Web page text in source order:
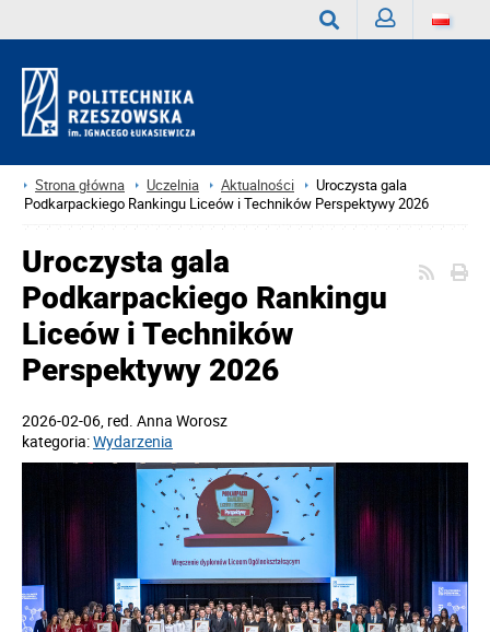
Strona główna Uczelnia Aktualności
Uroczysta gala
Podkarpackiego Rankingu Liceów i Techników Perspektywy 2026
Uroczysta gala
Podkarpackiego Rankingu
Liceów i Techników
Perspektywy 2026
2026-02-06, red. Anna Worosz
kategoria:Wydarzenia